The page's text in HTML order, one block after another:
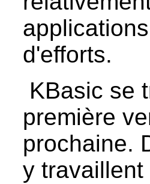
d'efforts.
KBasic se
première
prochaine.
y